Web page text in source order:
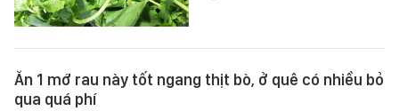
Ăn 1 mớ rau này tốt ngang thịt bò, ở quê có nhiều bỏ
qua quá phí